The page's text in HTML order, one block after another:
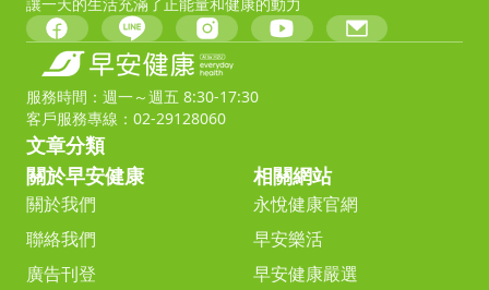
服務時間：週一～週五 8:30-17:30
客戶服務專線：02-29128060
文章分類
關於早安健康
關於我們
聯絡我們
廣告刊登
相關網站
永悅健康官網
早安樂活
早安健康嚴選